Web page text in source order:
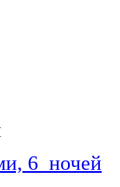
6 ночей